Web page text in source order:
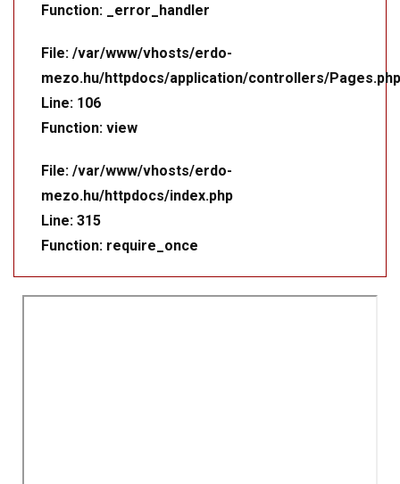
Function: _error_handler
File: /var/www/vhosts/erdo-
mezo.hu/httpdocs/application/controllers/Pages.php
Line: 106
Function: view
File: /var/www/vhosts/erdo-
mezo.hu/httpdocs/index.php
Line: 315
Function: require_once